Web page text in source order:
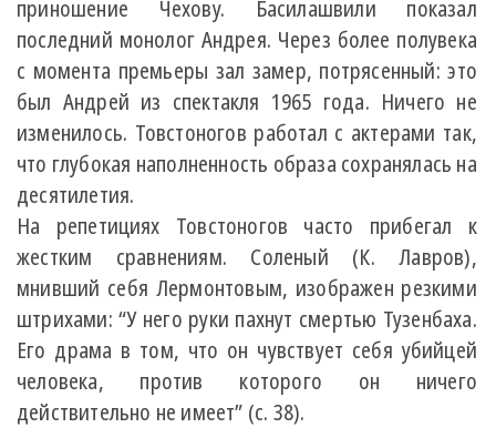
приношение Чехову. Басилашвили показал
последний монолог Андрея. Через более полувека
с момента премьеры зал замер, потрясенный: это
был Андрей из спектакля 1965 года. Ничего не
изменилось. Товстоногов работал с актерами так,
что глубокая наполненность образа сохранялась на
десятилетия.
На репетициях Товстоногов часто прибегал к
жестким сравнениям. Соленый (К. Лавров),
мнивший себя Лермонтовым, изображен резкими
штрихами: “У него руки пахнут смертью Тузенбаха.
Его драма в том, что он чувствует себя убийцей
человека, против которого он ничего
действительно не имеет” (с. 38).